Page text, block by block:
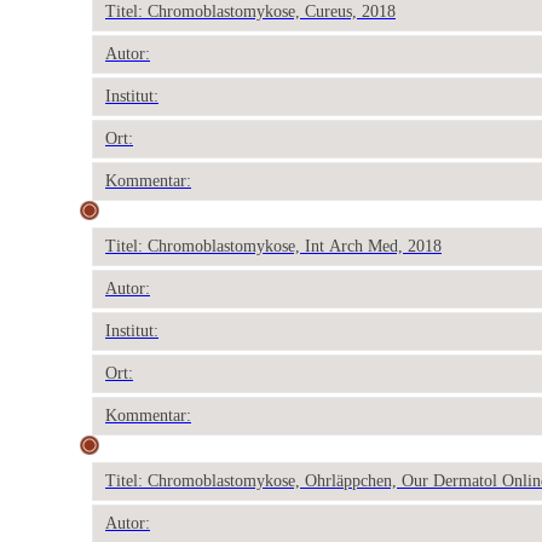
Titel: Chromoblastomykose, Cureus, 2018
Autor:
Institut:
Ort:
Kommentar:
Titel: Chromoblastomykose, Int Arch Med, 2018
Autor:
Institut:
Ort:
Kommentar:
Titel: Chromoblastomykose, Ohrläppchen, Our Dermatol
Autor: